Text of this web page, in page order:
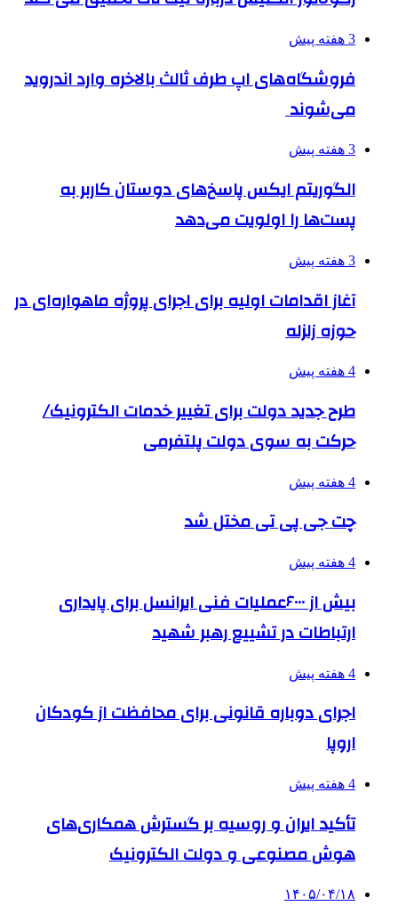
3 هفته پیش
فروشگاه‌های اپ طرف ثالث بالاخره وارد اندروید
می‌شوند
3 هفته پیش
الگوریتم ایکس پاسخ‌های دوستان کاربر به
پست‌ها را اولویت می‌دهد
3 هفته پیش
آغاز اقدامات اولیه برای اجرای پروژه ماهواره‌ای در
حوزه زلزله
4 هفته پیش
طرح جدید دولت برای تغییر خدمات الکترونیک/
حرکت به سوی دولت پلتفرمی
4 هفته پیش
چت جی پی تی مختل شد
4 هفته پیش
بیش از ۶۰۰۰عملیات فنی ایرانسل برای پایداری
ارتباطات در تشییع رهبر شهید
4 هفته پیش
اجرای دوباره قانونی برای محافظت از کودکان
اروپا
4 هفته پیش
تأکید ایران و روسیه بر گسترش همکاری‌های
هوش مصنوعی و دولت الکترونیک
۱۴۰۵/۰۴/۱۸